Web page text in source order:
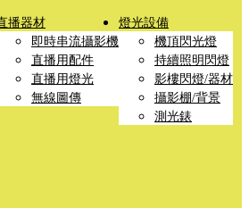
播器材
即時串流攝影機
直播用配件
直播用燈光
無線圖傳
燈光設備
機頂閃光燈
持續照明閃燈
影樓閃燈/器材
攝影棚/背景
測光錶